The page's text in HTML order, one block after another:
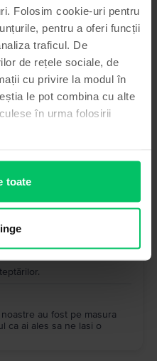
Folosim cookie-uri pentru
pentru a oferi funcții
traficul. De
de rețele sociale, de
cu privire la modul în
le pot combina cu alte
în urma folosirii
toate
Excelent
voi mai comanda si alte
si pentru ca ai ales sa
5th Gen Wifi, Space Gray, 64
au fost pe masura
ca ai ales sa ne lasi o